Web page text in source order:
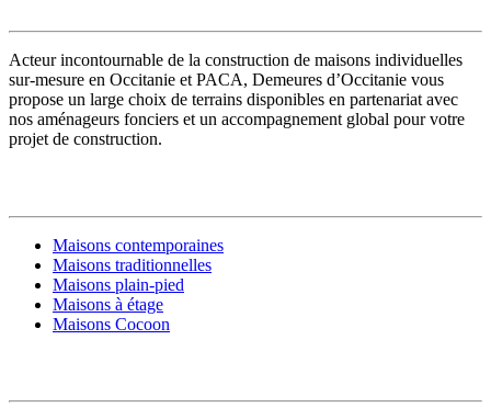
Acteur incontournable de la construction de maisons individuelles
sur-mesure en Occitanie et PACA, Demeures d’Occitanie vous
propose un large choix de terrains disponibles en partenariat avec
nos aménageurs fonciers et un accompagnement global pour votre
projet de construction.
Maisons contemporaines
Maisons traditionnelles
Maisons plain-pied
Maisons à étage
Maisons Cocoon